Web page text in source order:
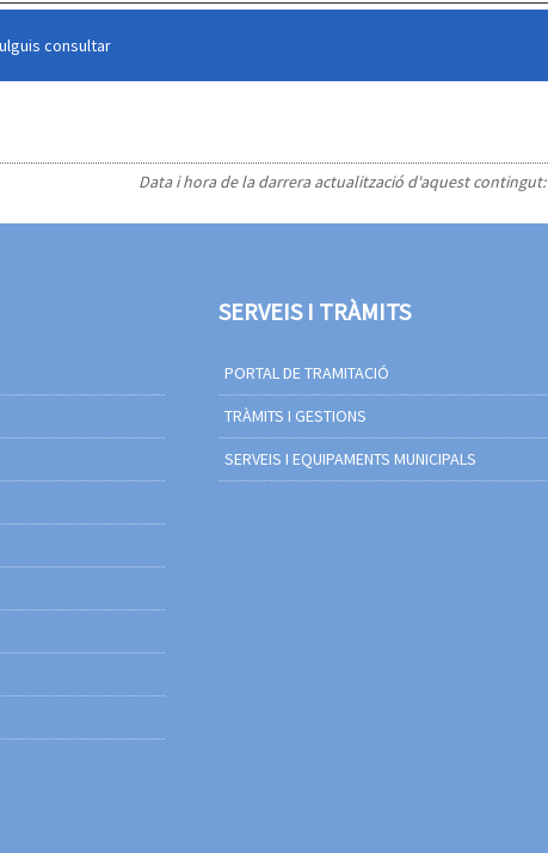
consultar
Data i hora de la darrera actualització d'aquest contingut:
SERVEIS I TRÀMITS
PORTAL DE TRAMITACIÓ
TRÀMITS I GESTIONS
SERVEIS I EQUIPAMENTS MUNICIPALS